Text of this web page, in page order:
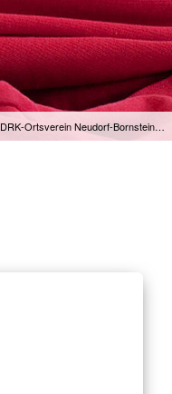
DRK-Ortsverein Neudorf-Bornstein…